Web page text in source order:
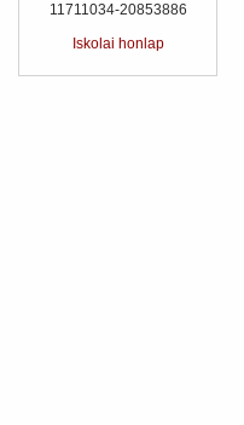
11711034-20853886
Iskolai honlap